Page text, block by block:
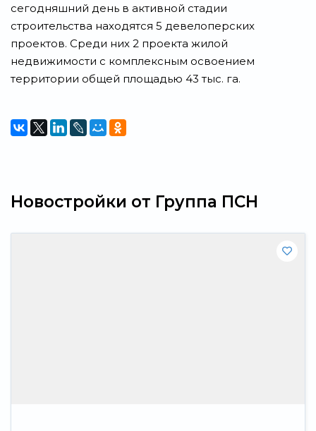
сегодняшний день в активной стадии
строительства находятся 5 девелоперских
проектов. Среди них 2 проекта жилой
недвижимости с комплексным освоением
территории общей площадью 43 тыс. га.
Новостройки от Группа ПСН